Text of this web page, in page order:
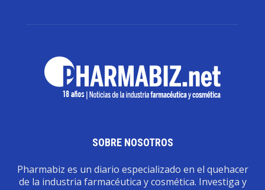
SOBRE NOSOTROS
Pharmabiz es un diario especializado en el quehacer
de la industria farmacéutica y cosmética. Investiga y